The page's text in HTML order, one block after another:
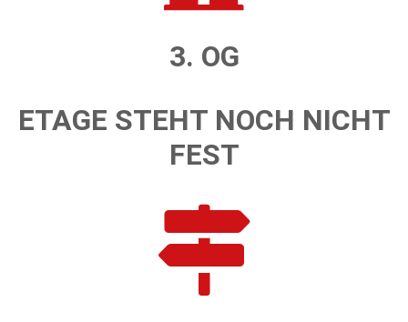
3. OG
ETAGE STEHT NOCH NICHT
FEST